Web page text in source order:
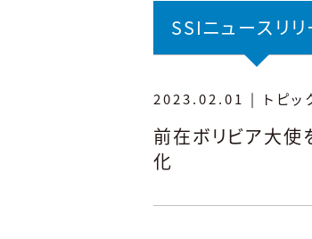
SSIニュースリリ
2023.02.01 | トピッ
前在ボリビア大使
化